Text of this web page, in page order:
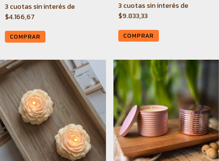
3cuotas sin interés de
$4.166,67
COMPRAR
3 cuotas sin interés de
$9.833,33
COMPRAR